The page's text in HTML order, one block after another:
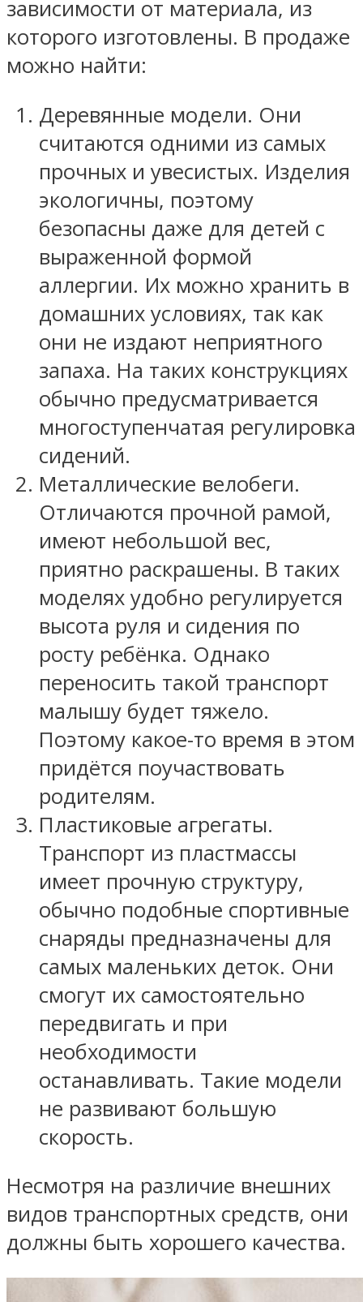
зависимости от материала, из
которого изготовлены. В продаже
можно найти:
Деревянные модели. Они
считаются одними из самых
прочных и увесистых. Изделия
экологичны, поэтому
безопасны даже для детей с
выраженной формой
аллергии. Их можно хранить в
домашних условиях, так как
они не издают неприятного
запаха. На таких конструкциях
обычно предусматривается
многоступенчатая регулировка
сидений.
Металлические велобеги.
Отличаются прочной рамой,
имеют небольшой вес,
приятно раскрашены. В таких
моделях удобно регулируется
высота руля и сидения по
росту ребёнка. Однако
переносить такой транспорт
малышу будет тяжело.
Поэтому какое-то время в этом
придётся поучаствовать
родителям.
Пластиковые агрегаты.
Транспорт из пластмассы
имеет прочную структуру,
обычно подобные спортивные
снаряды предназначены для
самых маленьких деток. Они
смогут их самостоятельно
передвигать и при
необходимости
останавливать. Такие модели
не развивают большую
скорость.
Несмотря на различие внешних
видов транспортных средств, они
должны быть хорошего качества.